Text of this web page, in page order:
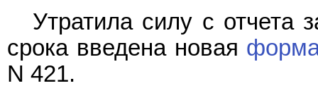
Утратила силу с отчета
срока введена новая
N 421.